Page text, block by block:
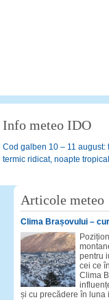
Info meteo IDO
Cod galben 10 – 11
termic ridicat, noapte
Articole meteo
Clima Brașovului –
pentru
cei ce
Clima
și cu precădere în luna